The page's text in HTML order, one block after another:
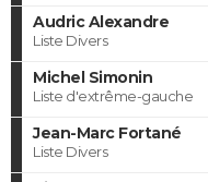
Audric Alexandre
Liste Divers
Michel Simonin
Liste d'extrême-gauche
Jean-Marc Fortané
Liste Divers